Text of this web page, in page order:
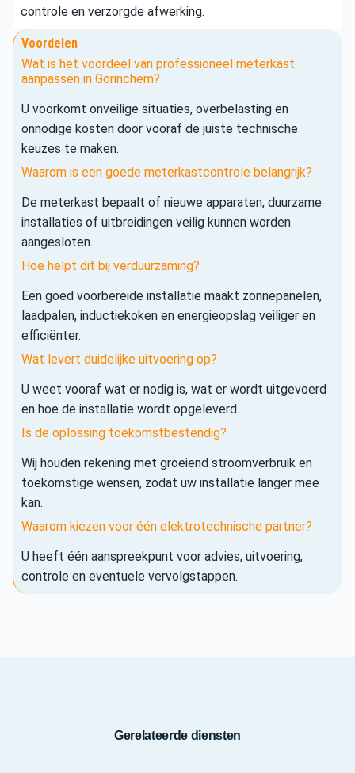
controle en verzorgde afwerking.
Voordelen
Wat is het voordeel van professioneel meterkast
aanpassen in Gorinchem?
U voorkomt onveilige situaties, overbelasting en
onnodige kosten door vooraf de juiste technische
keuzes te maken.
Waarom is een goede meterkastcontrole belangrijk?
De meterkast bepaalt of nieuwe apparaten, duurzame
installaties of uitbreidingen veilig kunnen worden
aangesloten.
Hoe helpt dit bij verduurzaming?
Een goed voorbereide installatie maakt zonnepanelen,
laadpalen, inductiekoken en energieopslag veiliger en
efficiënter.
Wat levert duidelijke uitvoering op?
U weet vooraf wat er nodig is, wat er wordt uitgevoerd
en hoe de installatie wordt opgeleverd.
Is de oplossing toekomstbestendig?
Wij houden rekening met groeiend stroomverbruik en
toekomstige wensen, zodat uw installatie langer mee
kan.
Waarom kiezen voor één elektrotechnische partner?
U heeft één aanspreekpunt voor advies, uitvoering,
controle en eventuele vervolgstappen.
Gerelateerde diensten